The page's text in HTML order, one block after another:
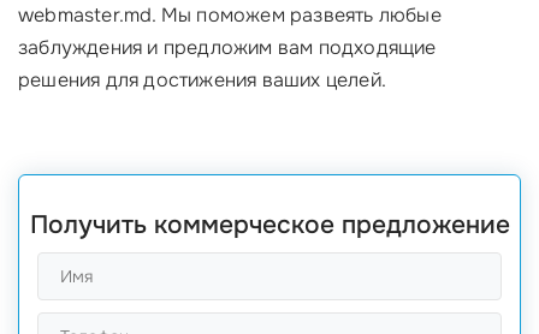
webmaster.md. Мы поможем развеять любые
заблуждения и предложим вам подходящие
решения для достижения ваших целей.
Получить коммерческое предложение